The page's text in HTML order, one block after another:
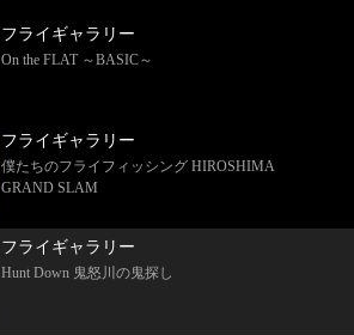
フライギャラリー
On the FLAT ～BASIC～
フライギャラリー
僕たちのフライフィッシング HIROSHIMA
GRAND SLAM
フライギャラリー
Hunt Down 鬼怒川の鬼探し